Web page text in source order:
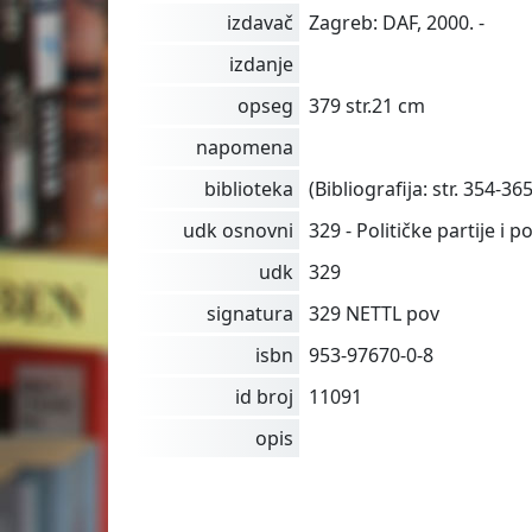
izdavač
Zagreb: DAF, 2000. -
izdanje
opseg
379 str.21 cm
napomena
biblioteka
(Bibliografija: str. 354-
udk osnovni
329 - Političke partije i
udk
329
signatura
329 NETTL pov
isbn
953-97670-0-8
id broj
11091
opis